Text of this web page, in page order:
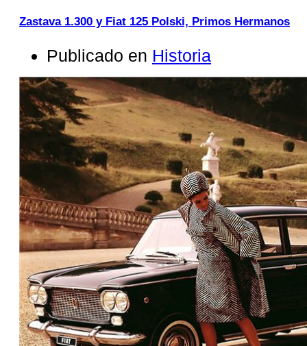
Zastava 1.300 y Fiat 125 Polski, Primos Hermanos
Publicado en Historia